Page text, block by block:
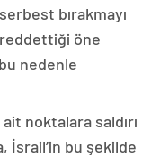
bırakmayı
öne
nedenle
noktalara saldırı
İsrail’in bu şekilde